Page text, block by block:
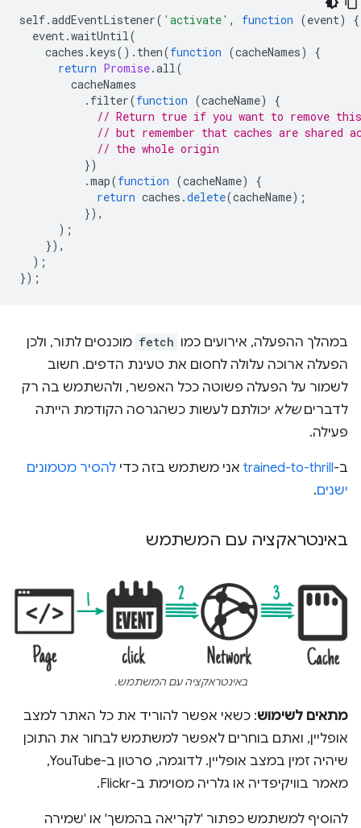
self.addEventListener( 'activate' , function (event)
{
event.waitUntil(
caches .keys(). then(function (cacheNames)
{
return Promise.all(
cacheNames
. filter(function (cacheName)
{
// Return true if you want to remove
// but remember that caches are shared
// the whole origin
})
.map(function (cacheName)
{
return caches .delete(cacheName);
}),
);
}),
);
});
במהלך ההפעלה, אירועים כמו fetch מוכנסים לתור, ולכן
הפעלה ארוכה עלולה לחסום את טעינת הדפים. חשוב
לשמור על הפעלה פשוטה ככל האפשר, ולהשתמש בה רק
לדבריםשלא יכולתם לעשות כשהגרסה הקודמת הייתה
פעילה.
ב-trained-to-thrill אני משתמש בזה כדי להסיר מטמונים
ישנים.
באינטראקציה עם המשתמש
באינטראקציה עם המשתמש.
מתאים לשימוש: כשאי אפשר להוריד את כל האתר למצב
אופליין, ואתם בוחרים לאפשר למשתמש לבחור את התוכן
שיהיה זמין במצב אופליין. לדוגמה, סרטון ב-YouTube,
מאמר בוויקיפדיה או גלריה מסוימת ב-Flickr.
להוסיף למשתמש כפתור 'לקריאה בהמשך' או 'שמירה